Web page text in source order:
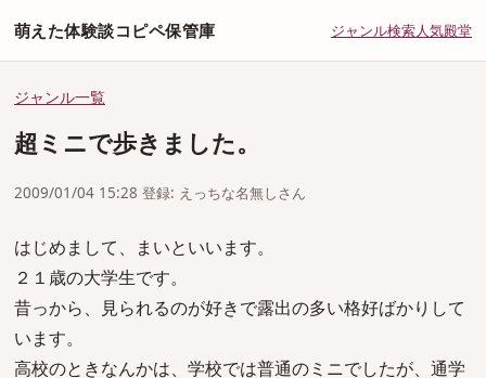
萌えた体験談コピペ保管庫 ジャンル検索人気殿堂
ジャンル一覧
超ミニで歩きました。
2009/01/04 15:28 登録: えっちな名無しさん
はじめまして、まいといいます。
２１歳の大学生です。
昔っから、見られるのが好きで露出の多い格好ばかりして
います。
高校のときなんかは、学校では普通のミニでしたが、通学